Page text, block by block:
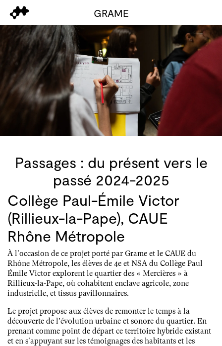
GRAME
Passages : du présent vers le
passé 2024-2025
Collège Paul-Émile Victor
(Rillieux-la-Pape), CAUE
Rhône Métropole
À l'occasion de ce projet porté par Grame et le CAUE du
Rhône Métropole, les élèves de 4e et NSA du Collège Paul
Émile Victor explorent le quartier des « Mercières » à
Rillieux-la-Pape, où cohabitent enclave agricole, zone
industrielle, et tissus pavillonnaires.
Le projet propose aux élèves de remonter le temps à la
découverte de l’évolution urbaine et sonore du quartier. En
prenant comme point de départ ce territoire hybride existant
et en s'appuyant sur les témoignages des habitants et les